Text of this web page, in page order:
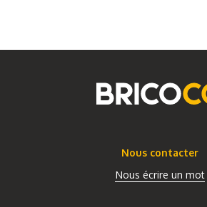
Nous contacter
Nous écrire un mot